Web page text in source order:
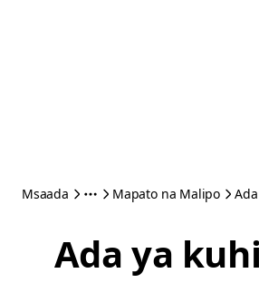
Msaada Mapato na Malipo
Ada ya